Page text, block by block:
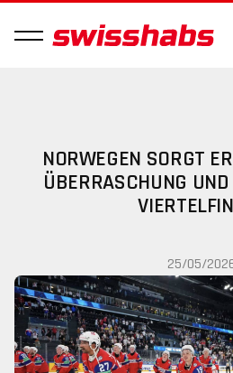
NORWEGEN SORGT
ÜBERRASCHUNG
25/05/